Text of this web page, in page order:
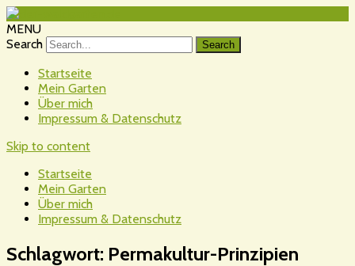
MENU
Search
Startseite
Mein Garten
Über mich
Impressum & Datenschutz
Skip to content
Startseite
Mein Garten
Über mich
Impressum & Datenschutz
Schlagwort: Permakultur-Prinzipien